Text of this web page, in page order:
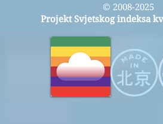
© 2008-2025
Projekt Svjetskog indeksa